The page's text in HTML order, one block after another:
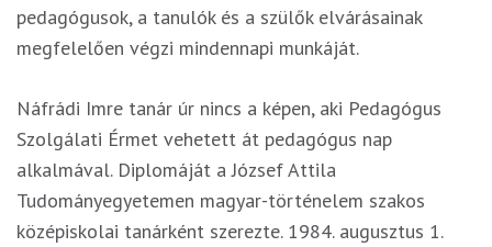
pedagógusok, a tanulók és a szülők elvárásainak
megfelelően végzi mindennapi munkáját.
Náfrádi Imre tanár úr nincs a képen, aki Pedagógus
Szolgálati Érmet vehetett át pedagógus nap
alkalmával. Diplomáját a József Attila
Tudományegyetemen magyar-történelem szakos
középiskolai tanárként szerezte. 1984. augusztus 1.